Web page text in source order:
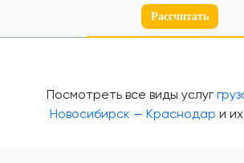
Рассчитать
Посмотреть все виды услуг
Новосибирск — Краснодар и